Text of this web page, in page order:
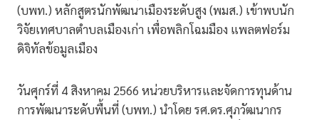
(บพท.) หลักสูตรนักพัฒนาเมืองระดับสูง (พมส.) เข้าพบนัก
วิจัยเทศบาลตำบลเมืองเก่า เพื่อพลิกโฉมมือง แพลตฟอร์ม
ดิจิทัลข้อมูลเมือง
วันศุกร์ที่ 4 สิงหาคม 2566 หน่วยบริหารและจัดการทุนด้าน
การพัฒนาระดับพื้นที่ (บพท.) นำโดย รศ.ดร.ศุภวัฒนากร